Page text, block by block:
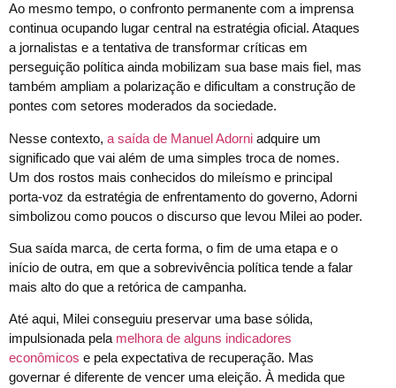
Ao mesmo tempo, o confronto permanente com a imprensa
continua ocupando lugar central na estratégia oficial. Ataques
a jornalistas e a tentativa de transformar críticas em
perseguição política ainda mobilizam sua base mais fiel, mas
também ampliam a polarização e dificultam a construção de
pontes com setores moderados da sociedade.
Nesse contexto, a saída de Manuel Adorni adquire um
significado que vai além de uma simples troca de nomes.
Um dos rostos mais conhecidos do mileísmo e principal
porta-voz da estratégia de enfrentamento do governo, Adorni
simbolizou como poucos o discurso que levou Milei ao poder.
Sua saída marca, de certa forma, o fim de uma etapa e o
início de outra, em que a sobrevivência política tende a falar
mais alto do que a retórica de campanha.
Até aqui, Milei conseguiu preservar uma base sólida,
impulsionada pela melhora de alguns indicadores
econômicos e pela expectativa de recuperação. Mas
governar é diferente de vencer uma eleição. À medida que